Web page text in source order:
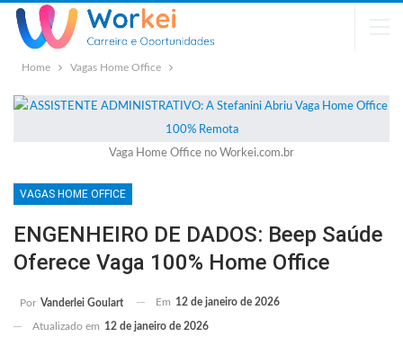
Home Vagas Home Office
Vaga Home Office no Workei.com.br
VAGAS HOME OFFICE
ENGENHEIRO DE DADOS: Beep Saúde
Oferece Vaga 100% Home Office
Por Vanderlei Goulart Em 12 de janeiro de 2026
Atualizado em 12 de janeiro de 2026